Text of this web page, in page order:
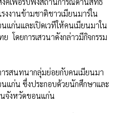
งานข้ามชาติชาวเมียนมาร์ใน
ก่นและเปิดเวทีให้คนเมียนมาใน
โดยการเสวนาดังกล่าวมีกิจกรรม
สนทนากลุ่มย่อยกับคนเมียนมา
แก่น ซึ่งประกอบด้วยนักศึกษาและ
จังหวัดขอนแก่น